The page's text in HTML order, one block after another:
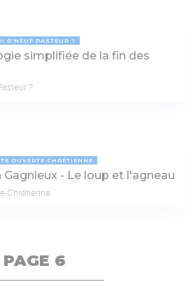
D'NEUF PASTEUR ?
simplifiée de la fin des
?
OUVERTE CHRÉTIENNE
Gagnieux - Le loup et l'agneau
Chrétienne
PAGE 6